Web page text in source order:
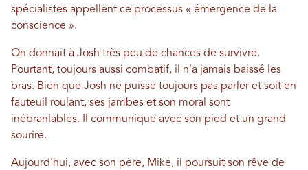
spécialistes appellent ce processus « émergence de la
conscience ».
On donnait à Josh très peu de chances de survivre.
Pourtant, toujours aussi combatif, il n'a jamais baissé les
bras. Bien que Josh ne puisse toujours pas parler et soit en
fauteuil roulant, ses jambes et son moral sont
inébranlables. Il communique avec son pied et un grand
sourire.
Aujourd'hui, avec son père, Mike, il poursuit son rêve de